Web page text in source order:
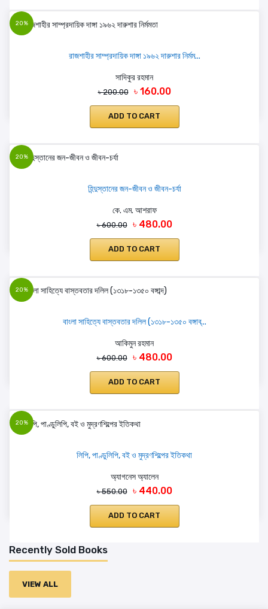
20%
রাজশাহীর সাম্প্রদায়িক দাঙ্গা ১৯৬২ দারুশার নির্মম...
সাদিকুর রহমান
৳ 200.00 ৳ 160.00
ADD TO CART
20%
হিন্দুস্তানের জন-জীবন ও জীবন-চর্যা
কে. এম. আশরাফ
৳ 600.00 ৳ 480.00
ADD TO CART
20%
বাংলা সাহিত্যে বাস্তবতার দলিল (১৩১৮-১৩৫০ বঙ্গাব্...
আকিমুন রহমান
৳ 600.00 ৳ 480.00
ADD TO CART
20%
লিপি, পাণ্ডুলিপি, বই ও মুদ্রণশিল্পের ইতিকথা
অ্যাগনেস অ্যালেন
৳ 550.00 ৳ 440.00
ADD TO CART
Recently Sold Books
VIEW ALL